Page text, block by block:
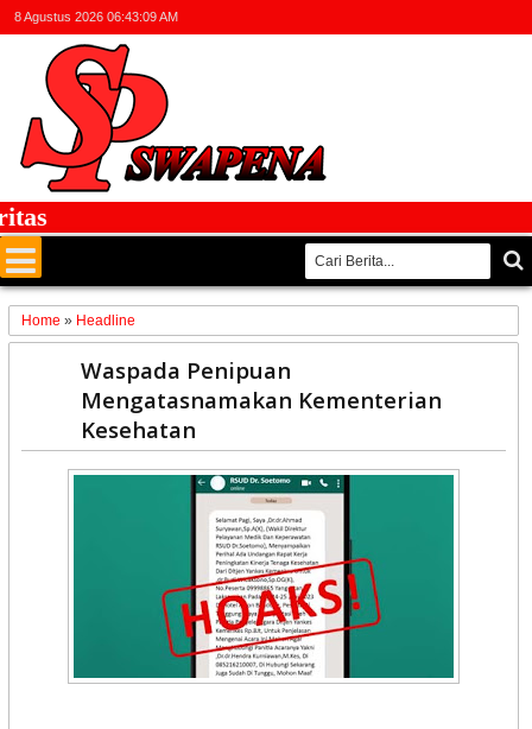
8 Agustus 2026 06:43:09 AM
Home » Headline
Waspada Penipuan
Mengatasnamakan Kementerian
Kesehatan